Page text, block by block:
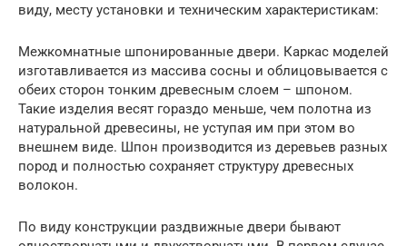
виду, месту установки и техническим характеристикам:
Межкомнатные шпонированные двери. Каркас моделей
изготавливается из массива сосны и облицовывается с
обеих сторон тонким древесным слоем – шпоном.
Такие изделия весят гораздо меньше, чем полотна из
натуральной древесины, не уступая им при этом во
внешнем виде. Шпон производится из деревьев разных
пород и полностью сохраняет структуру древесных
волокон.
По виду конструкции раздвижные двери бывают